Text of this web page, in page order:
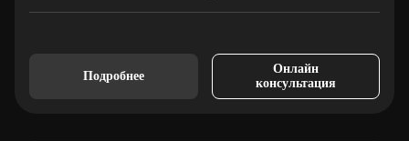
Подробнее
Онлайн
консультация